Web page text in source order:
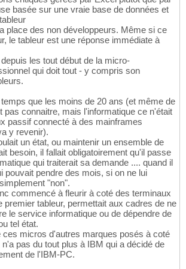
basée sur une vraie base de données et
place des non développeurs. Même si ce
le tableur est une réponse immédiate à
les tout début de la micro-
qui doit tout - y compris son
que les moins de 20 ans (et même de
pas connaitre, mais l'informatique ce n'était
passif connecté à des mainframes
y revenir).
un état, ou maintenir un ensemble de
besoin, il fallait obligatoirement qu'il passe
qui traiterait sa demande .... quand il
pouvait pendre des mois, si on ne lui
"non".
commencé à fleurir à coté des terminaux
premier tableur, permettait aux cadres de ne
le service informatique ou de dépendre de
tel état.
ces micros d'autres marques posés à coté
pas du tout plus à IBM qui a décidé de
de l'IBM-PC.